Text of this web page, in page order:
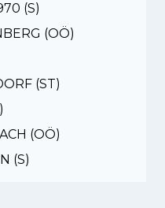
(S)
(OÖ)
(ST)
(OÖ)
(S)